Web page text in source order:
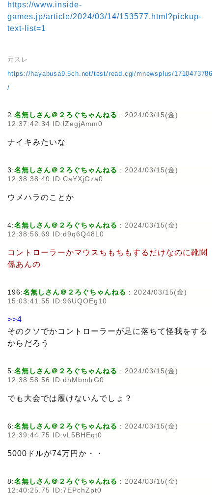
https://www.inside-
games.jp/article/2024/03/14/153577.html?pickup-
text-list=1
元スレ
https://hayabusa9.5ch.net/test/read.cgi/mnewsplus/1710473786
/
2:名無しさん＠２ろぐちゃんねる : 2024/03/15(金)
12:37:42.34 ID:lZegjAmm0
ナイキみたいな
3:名無しさん＠２ろぐちゃんねる : 2024/03/15(金)
12:38:38.40 ID:CaYXjGza0
ウメハラのことか
4:名無しさん＠２ろぐちゃんねる : 2024/03/15(金)
12:38:56.69 ID:d9q6Q48L0
コントローラーかマウスちもちもするだけなのに靴関
係あんの
196:名無しさん＠２ろぐちゃんねる : 2024/03/15(金)
15:03:41.55 ID:96UQOEg10
>>4
そのクソでかコントローラーが足に落ちて怪我をする
からだろう
5:名無しさん＠２ろぐちゃんねる : 2024/03/15(金)
12:38:58.56 ID:dhMbmlrG0
でも大会では履けないんでしょ？
6:名無しさん＠２ろぐちゃんねる : 2024/03/15(金)
12:39:44.75 ID:vL5BHEqt0
5000ドルが74万円か・・
8:名無しさん＠２ろぐちゃんねる : 2024/03/15(金)
12:40:25.75 ID:7EPchZpt0